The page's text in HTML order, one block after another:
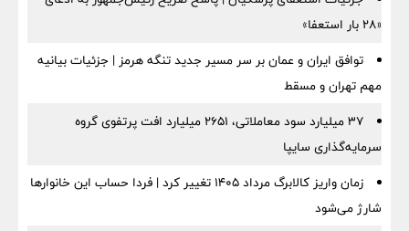
«۲۸ بار استعفا»
توافق ایران و عمان بر سر مسیر جدید تنگه هرمز | جزئیات بیانیه
مهم تهران و مسقط
۳۷ میلیارد سود معاملاتی، ۲۶۵۱ میلیارد افت پرتفوی گروه
سرمایه‌گذاری سایپا
زمان واریز کالابرگ مرداد ۱۴۰۵ تغییر کرد | فردا حساب این خانوارها
شارژ می‌شود